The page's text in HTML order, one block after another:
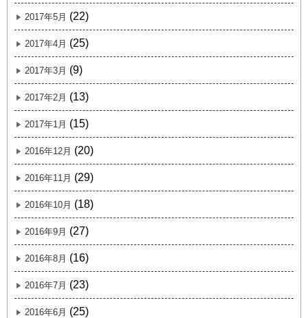
2017年5月 (22)
2017年4月 (25)
2017年3月 (9)
2017年2月 (13)
2017年1月 (15)
2016年12月 (20)
2016年11月 (29)
2016年10月 (18)
2016年9月 (27)
2016年8月 (16)
2016年7月 (23)
2016年6月 (25)